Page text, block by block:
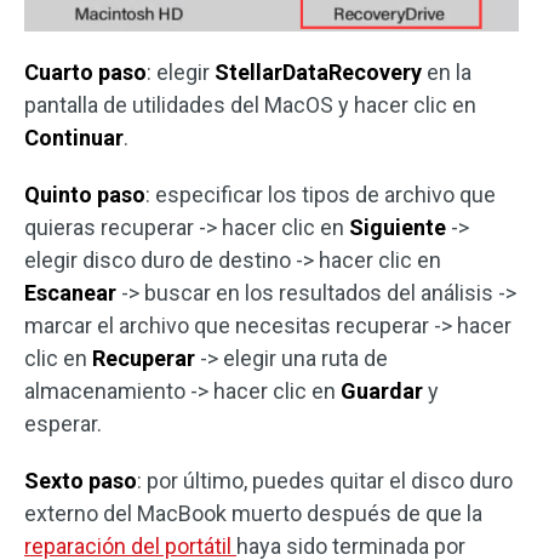
Cuarto paso: elegir StellarDataRecovery en la
pantalla de utilidades del MacOS y hacer clic en
Continuar.
Quinto paso: especificar los tipos de archivo que
quieras recuperar -> hacer clic en Siguiente ->
elegir disco duro de destino -> hacer clic en
Escanear -> buscar en los resultados del análisis ->
marcar el archivo que necesitas recuperar -> hacer
clic en Recuperar -> elegir una ruta de
almacenamiento -> hacer clic en Guardary
esperar.
Sexto paso: por último, puedes quitar el disco duro
externo del MacBook muerto después de que la
reparación del portátil haya sido terminada por